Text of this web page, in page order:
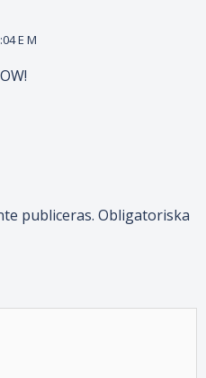
E M
publiceras. Obligatoriska